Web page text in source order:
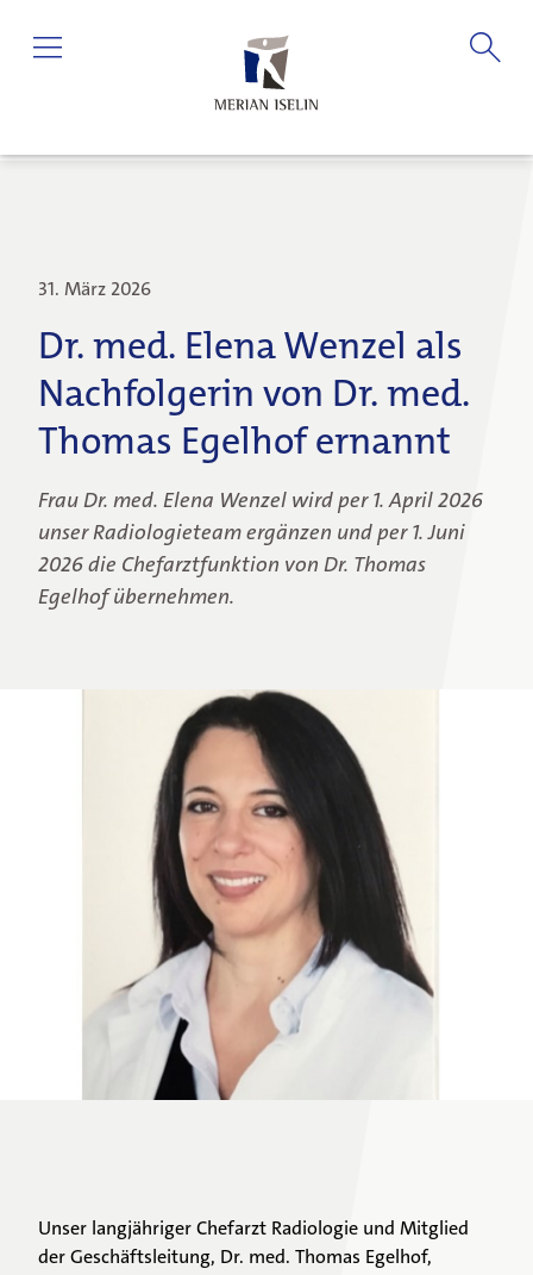
Unsere Fachgebiete
31. März 2026
Dr. med. Elena Wenzel als
Nachfolgerin von Dr. med.
Thomas Egelhof ernannt
Frau Dr. med. Elena Wenzel wird per 1. April 2026
unser Radiologieteam ergänzen und per 1. Juni
2026 die Chefarztfunktion von Dr. Thomas
Egelhof übernehmen.
Unser langjähriger Chefarzt Radiologie und Mitglied
der Geschäftsleitung, Dr. med. Thomas Egelhof,